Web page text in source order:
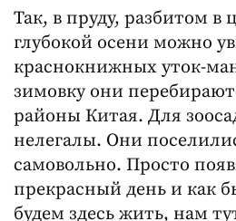
Так, в пруду, разбитом в
глубокой осени можно
краснокнижных уток-
зимовку они
районы Китая. Для
нелегалы. Они
самовольно. Просто
прекрасный день и как
будем здесь жить, нам